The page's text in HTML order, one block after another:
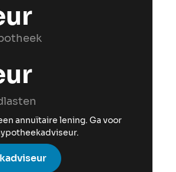
annuïtaire lening. Ga voor